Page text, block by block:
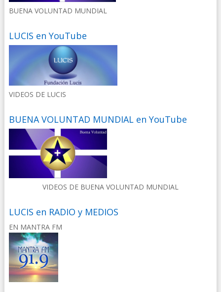
BUENA VOLUNTAD MUNDIAL
LUCIS en YouTube
VIDEOS DE LUCIS
BUENA VOLUNTAD MUNDIAL en YouTube
VIDEOS DE BUENA VOLUNTAD MUNDIAL
LUCIS en RADIO y MEDIOS
EN MANTRA FM